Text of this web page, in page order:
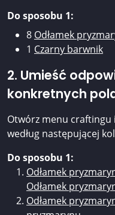
Do sposobu 1:
8 Odłamek
1 Czarny barwnik
2. Umieść
konkretnych
Otwórz menu
według następującej
Do sposobu 1:
Odłamek
Odłamek
Odłamek